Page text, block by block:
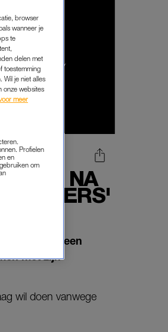
NA
SINGERS'
voor een
met zijn
wil doen vanwege
browser
wanneer je
te
delen met
toestemming
Wil je niet alles
onze websites
meer
Profielen
en
om